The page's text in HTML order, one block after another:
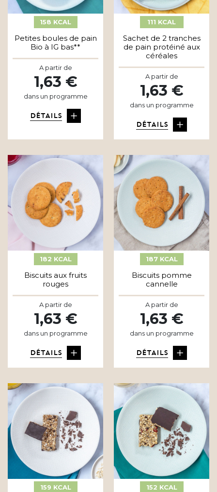
158 KCAL
Petites boules de pain
Bio à IG bas**
A partir de
1,63 €
dans un programme
DÉTAILS
111 KCAL
Sachet de 2 tranches
de pain protéiné aux
céréales
A partir de
1,63 €
dans un programme
DÉTAILS
182 KCAL
Biscuits aux fruits
rouges
A partir de
1,63 €
dans un programme
DÉTAILS
187 KCAL
Biscuits pomme
cannelle
A partir de
1,63 €
dans un programme
DÉTAILS
159 KCAL 152 KCAL